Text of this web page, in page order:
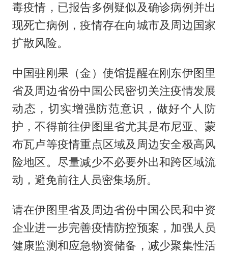
毒疫情，已报告多例疑似及确诊病例并出
现死亡病例，疫情存在向城市及周边国家
扩散风险。
中国驻刚果（金）使馆提醒在刚东伊图里
省及周边省份中国公民密切关注疫情发展
动态，切实增强防范意识，做好个人防
护，不得前往伊图里省尤其是布尼亚、蒙
布瓦卢等疫情重点区域及周边安全极高风
险地区。尽量减少不必要外出和跨区域流
动，避免前往人员密集场所。
请在伊图里省及周边省份中国公民和中资
企业进一步完善疫情防控预案，加强人员
健康监测和应急物资储备，减少聚集性活